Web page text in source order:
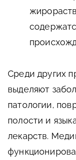
Среди других
выделяют
патологии,
полости и
лекарств.